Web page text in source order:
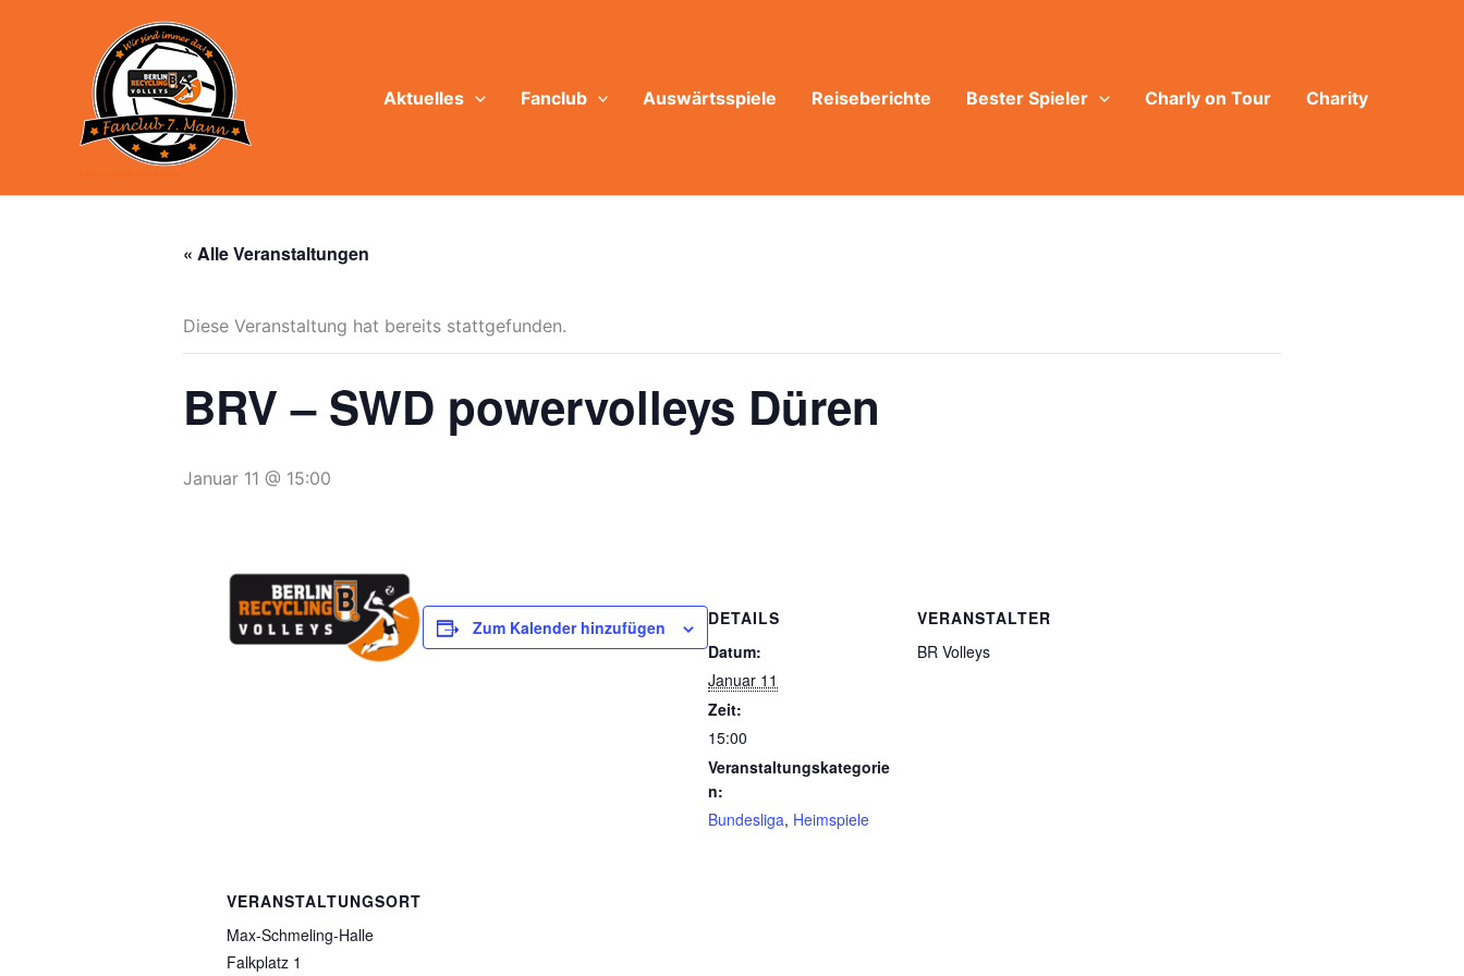
Aktuelles Fanclub Auswärtsspiele Reiseberichte Bester Spieler Charly on Tour Charity
« Alle Veranstaltungen
Diese Veranstaltung hat bereits stattgefunden.
BRV – SWD powervolleys Düren
Januar 11 @ 15:00
Zum Kalender hinzufügen
DETAILS
Datum:
Januar 11
Zeit:
15:00
Veranstaltungskategorie
n:
Bundesliga, Heimspiele
VERANSTALTER
BR Volleys
VERANSTALTUNGSORT
Max-Schmeling-Halle
Falkplatz 1